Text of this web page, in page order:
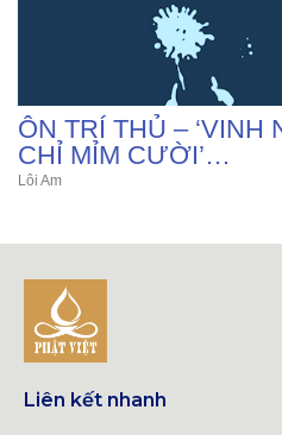
ÔN TRÍ THỦ – ‘VINH
CHỈ MỈM CƯỜI’…
Lôi Am
Liên kết nhanh